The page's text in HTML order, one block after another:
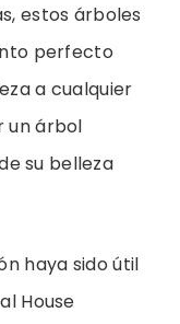
estos árboles
perfecto
a cualquier
un árbol
su belleza
haya sido útil
House